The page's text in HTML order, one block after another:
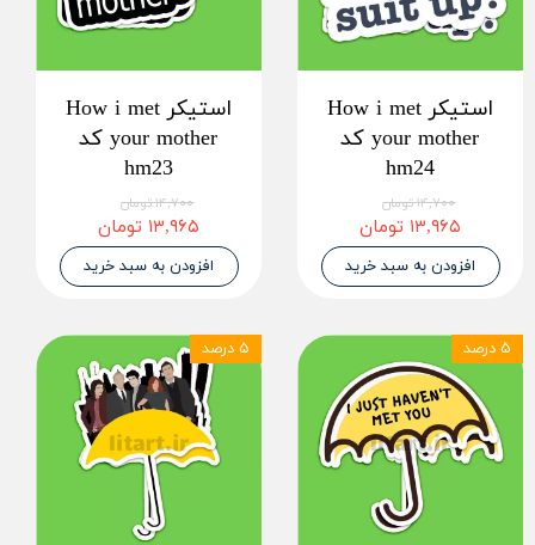
استیکر How i met
your mother کد
hm24
۱۴,۷۰۰ تومان
۱۳,۹۶۵ تومان
افزودن به سبد خرید
استیکر How i met
your mother کد
hm23
۱۴,۷۰۰ تومان
۱۳,۹۶۵ تومان
افزودن به سبد خرید
۵ درصد ۵ درصد